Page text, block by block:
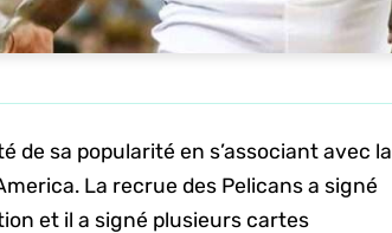
de sa popularité en s’associant avec la
La recrue des Pelicans a signé
et il a signé plusieurs cartes